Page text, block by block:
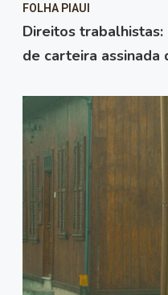
FOLHA PIAUI
Direitos
de carteira assinada